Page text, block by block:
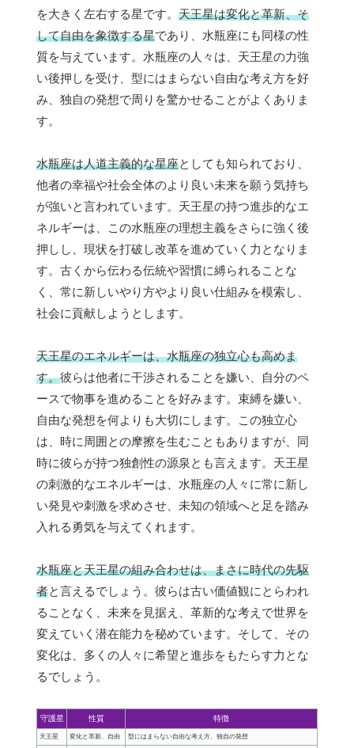
を大きく左右する星です。 天王星は変化と革新、そ
して自由を象徴する星であり、水瓶座にも同様の性
質を与えています。水瓶座の人々は、天王星の力強
い後押しを受け、型にはまらない自由な考え方を好
み、独自の発想で周りを驚かせることがよくありま
す。
水瓶座は人道主義的な星座としても知られており、
他者の幸福や社会全体のより良い未来を願う気持ち
が強いと言われています。天王星の持つ進歩的なエ
ネルギーは、この水瓶座の理想主義をさらに強く後
押しし、現状を打破し改革を進めていく力となりま
す。古くから伝わる伝統や習慣に縛られることな
く、常に新しいやり方やより良い仕組みを模索し、
社会に貢献しようとします。
天王星のエネルギーは、水瓶座の独立心も高めま
す。彼らは他者に干渉されることを嫌い、自分のペ
ースで物事を進めることを好みます。束縛を嫌い、
自由な発想を何よりも大切にします。この独立心
は、時に周囲との摩擦を生むこともありますが、同
時に彼らが持つ独創性の源泉とも言えます。天王星
の刺激的なエネルギーは、水瓶座の人々に常に新し
い発見や刺激を求めさせ、未知の領域へと足を踏み
入れる勇気を与えてくれます。
水瓶座と天王星の組み合わせは、まさに時代の先駆
者と言えるでしょう。彼らは古い価値観にとらわれ
ることなく、未来を見据え、革新的な考えで世界を
変えていく潜在能力を秘めています。そして、その
変化は、多くの人々に希望と進歩をもたらす力とな
るでしょう。
守護星 性質 特徴
天王星 変化と革新、自由 型にはまらない自由な考え方、独自の発想